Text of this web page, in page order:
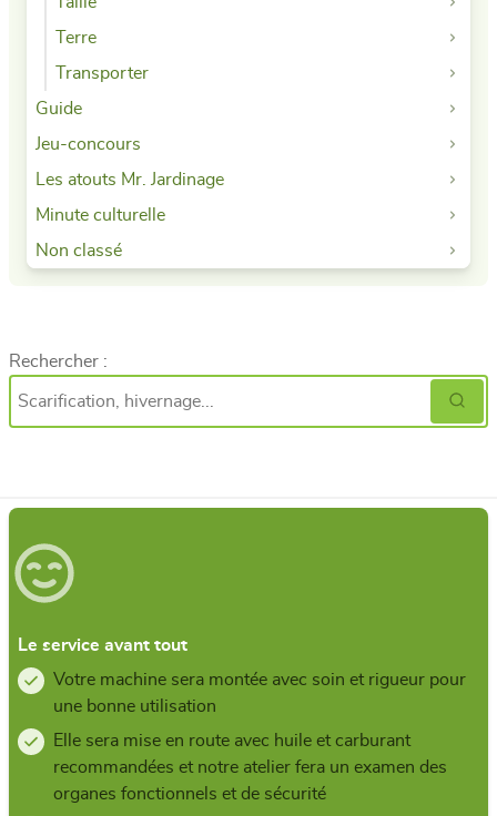
Terre
Transporter
Guide
Jeu-concours
Les atouts Mr. Jardinage
Minute culturelle
Non classé
Rechercher :
Le service avant tout
Votre machine sera montée avec soin et rigueur pour
une bonne utilisation
Elle sera mise en route avec huile et carburant
recommandées et notre atelier fera un examen des
organes fonctionnels et de sécurité